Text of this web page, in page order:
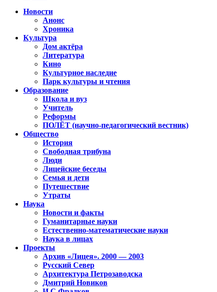
Новости
Анонс
Хроника
Культура
Дом актёра
Литература
Кино
Культурное наследие
Парк культуры и чтения
Образование
Школа и вуз
Учитель
Реформы
ПОЛЁТ (научно-педагогический вестник)
Общество
История
Свободная трибуна
Люди
Лицейские беседы
Семья и дети
Путешествие
Утраты
Наука
Новости и факты
Гуманитарные науки
Естественно-математические науки
Наука в лицах
Проекты
Архив «Лицея». 2000 — 2003
Русский Север
Архитектура Петрозаводска
Дмитрий Новиков